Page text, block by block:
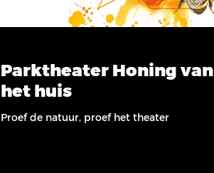
Parktheater Honing van
het huis
Proef de natuur, proef het theater